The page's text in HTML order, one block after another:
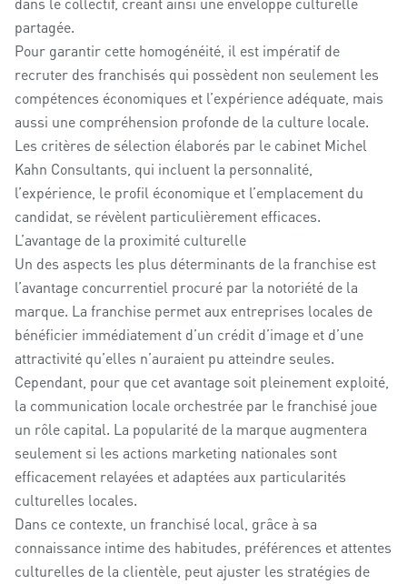
partagée.
Pour garantir cette homogénéité, il est impératif de
recruter des franchisés qui possèdent non seulement les
compétences économiques et l’expérience adéquate, mais
aussi une compréhension profonde de la culture locale.
Les critères de sélection élaborés par le cabinet Michel
Kahn Consultants, qui incluent la personnalité,
l’expérience, le profil économique et l’emplacement du
candidat, se révèlent particulièrement efficaces.
L’avantage de la proximité culturelle
Un des aspects les plus déterminants de la franchise est
l’avantage concurrentiel procuré par la notoriété de la
marque. La franchise permet aux entreprises locales de
bénéficier immédiatement d’un crédit d’image et d’une
attractivité qu’elles n’auraient pu atteindre seules.
Cependant, pour que cet avantage soit pleinement exploité,
la communication locale orchestrée par le franchisé joue
un rôle capital. La popularité de la marque augmentera
seulement si les actions marketing nationales sont
efficacement relayées et adaptées aux particularités
culturelles locales.
Dans ce contexte, un franchisé local, grâce à sa
connaissance intime des habitudes, préférences et attentes
culturelles de la clientèle, peut ajuster les stratégies de